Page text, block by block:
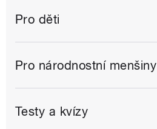
Pro děti
Pro národnostní menšiny
Testy a kvízy